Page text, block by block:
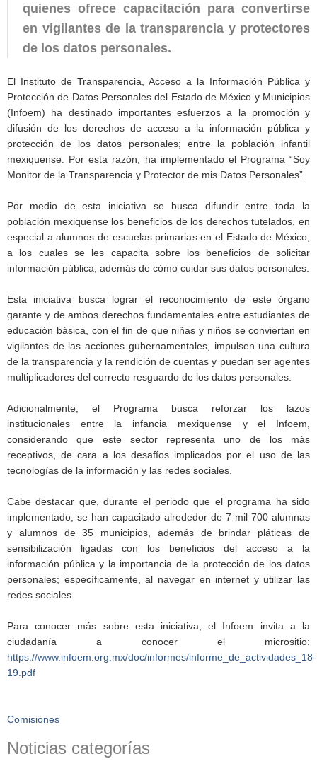
quienes ofrece capacitación para convertirse
en vigilantes de la transparencia y protectores
de los datos personales.
El Instituto de Transparencia, Acceso a la Información Pública y
Protección de Datos Personales del Estado de México y Municipios
(Infoem) ha destinado importantes esfuerzos a la promoción y
difusión de los derechos de acceso a la información pública y
protección de los datos personales; entre la población infantil
mexiquense. Por esta razón, ha implementado el Programa “Soy
Monitor de la Transparencia y Protector de mis Datos Personales”.
Por medio de esta iniciativa se busca difundir entre toda la
población mexiquense los beneficios de los derechos tutelados, en
especial a alumnos de escuelas primarias en el Estado de México,
a los cuales se les capacita sobre los beneficios de solicitar
información pública, además de cómo cuidar sus datos personales.
Esta iniciativa busca lograr el reconocimiento de este órgano
garante y de ambos derechos fundamentales entre estudiantes de
educación básica, con el fin de que niñas y niños se conviertan en
vigilantes de las acciones gubernamentales, impulsen una cultura
de la transparencia y la rendición de cuentas y puedan ser agentes
multiplicadores del correcto resguardo de los datos personales.
Adicionalmente, el Programa busca reforzar los lazos
institucionales entre la infancia mexiquense y el Infoem,
considerando que este sector representa uno de los más
receptivos, de cara a los desafíos implicados por el uso de las
tecnologías de la información y las redes sociales.
Cabe destacar que, durante el periodo que el programa ha sido
implementado, se han capacitado alrededor de 7 mil 700 alumnas
y alumnos de 35 municipios, además de brindar pláticas de
sensibilización ligadas con los beneficios del acceso a la
información pública y la importancia de la protección de los datos
personales; específicamente, al navegar en internet y utilizar las
redes sociales.
Para conocer más sobre esta iniciativa, el Infoem invita a la
ciudadanía a conocer el micrositio:
https://www.infoem.org.mx/doc/informes/informe_de_actividades_18-
19.pdf
Comisiones
Noticias categorías